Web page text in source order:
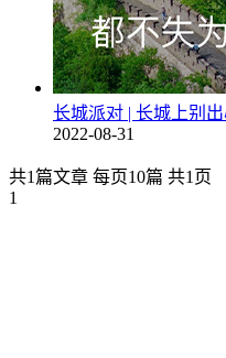
长城派对 | 长城上别出
2022-08-31
共1篇文章 每页10篇 共1页
1